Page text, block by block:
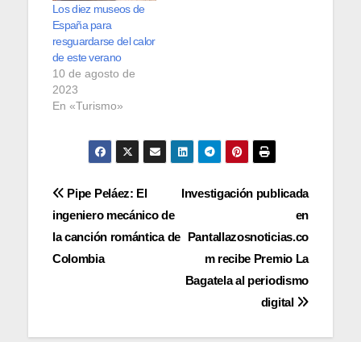
Los diez museos de
España para
resguardarse del calor
de este verano
10 de agosto de
2023
En «Turismo»
Navegación
de
entradas
Investigación publicada
en
Pantallazosnoticias.co
m recibe Premio La
Bagatela al periodismo
digital
Pipe Peláez: El
ingeniero mecánico de
la canción romántica de
Colombia